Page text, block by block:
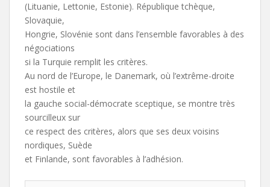
(Lituanie, Lettonie, Estonie). République tchèque,
Slovaquie,
Hongrie, Slovénie sont dans l’ensemble favorables à des
négociations
si la Turquie remplit les critères.
Au nord de l’Europe, le Danemark, où l’extrême-droite
est hostile et
la gauche social-démocrate sceptique, se montre très
sourcilleux sur
ce respect des critères, alors que ses deux voisins
nordiques, Suède
et Finlande, sont favorables à l’adhésion.